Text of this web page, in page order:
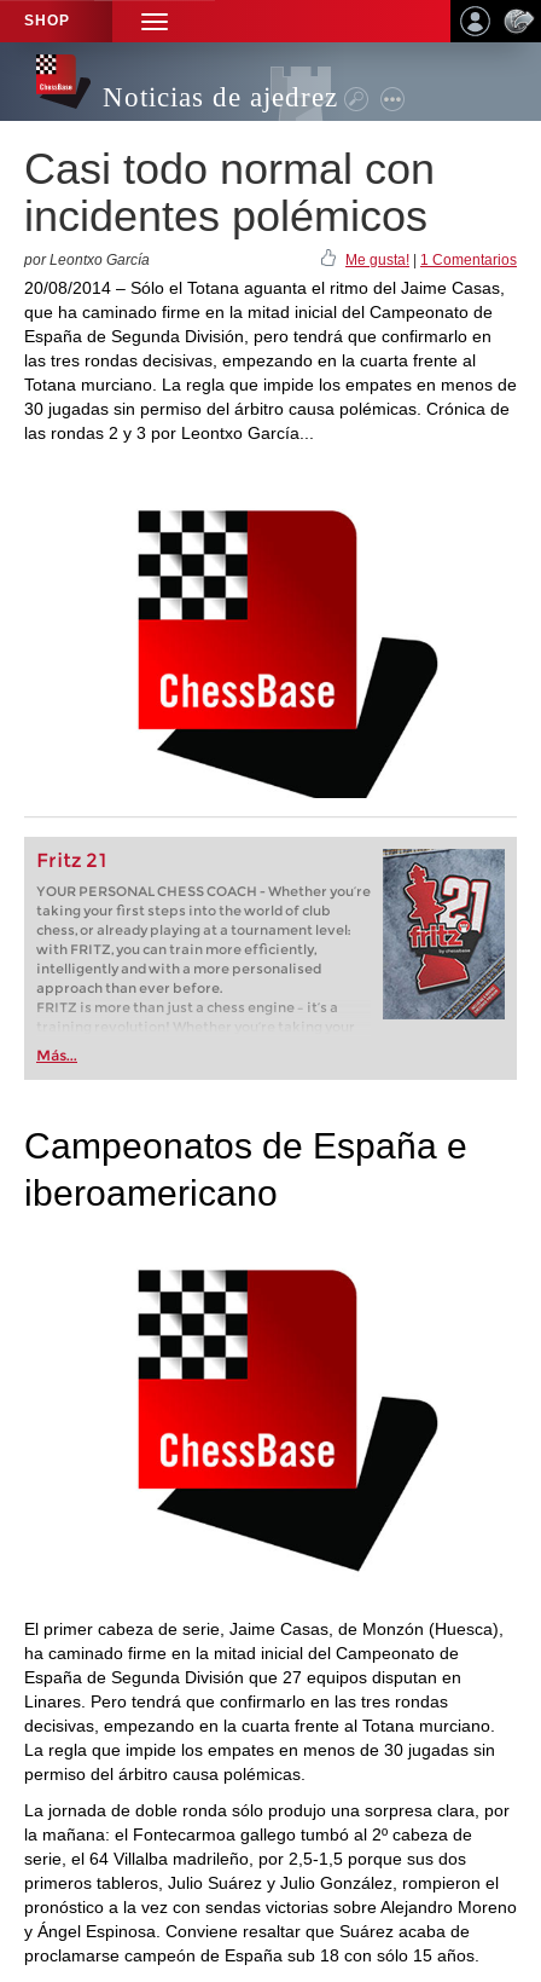
SHOP
TOGGLE
NAVIGATION
Noticias de ajedrez
Casi todo normal con
incidentes polémicos
por Leontxo García Me gusta! 1 Comentarios
20/08/2014 – Sólo el Totana aguanta el ritmo del Jaime Casas,
que ha caminado firme en la mitad inicial del Campeonato de
España de Segunda División, pero tendrá que confirmarlo en
las tres rondas decisivas, empezando en la cuarta frente al
Totana murciano. La regla que impide los empates en menos de
30 jugadas sin permiso del árbitro causa polémicas. Crónica de
las rondas 2 y 3 por Leontxo García...
Fritz 21
YOUR PERSONAL CHESS COACH - Whether you’re
taking your first steps into the world of club
chess, or already playing at a tournament level:
with FRITZ, you can train more efficiently,
intelligently and with a more personalised
approach than ever before.
FRITZ is more than just a chess engine – it’s a
training revolution! Whether you’re taking your
first steps into the world of club chess, or already
playing at a tournament level: with FRITZ, you can
train more efficiently, intelligently and with a
Más...
Campeonatos de España e
iberoamericano
El primer cabeza de serie, Jaime Casas, de Monzón (Huesca),
ha caminado firme en la mitad inicial del Campeonato de
España de Segunda División que 27 equipos disputan en
Linares. Pero tendrá que confirmarlo en las tres rondas
decisivas, empezando en la cuarta frente al Totana murciano.
La regla que impide los empates en menos de 30 jugadas sin
permiso del árbitro causa polémicas.
La jornada de doble ronda sólo produjo una sorpresa clara, por
la mañana: el Fontecarmoa gallego tumbó al 2º cabeza de
serie, el 64 Villalba madrileño, por 2,5-1,5 porque sus dos
primeros tableros, Julio Suárez y Julio González, rompieron el
pronóstico a la vez con sendas victorias sobre Alejandro Moreno
y Ángel Espinosa. Conviene resaltar que Suárez acaba de
proclamarse campeón de España sub 18 con sólo 15 años.